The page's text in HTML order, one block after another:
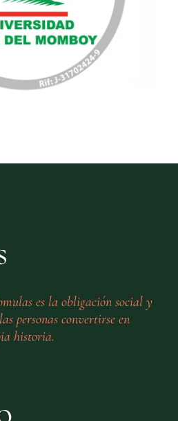
es la obligación social y
personas convertirse en
historia.